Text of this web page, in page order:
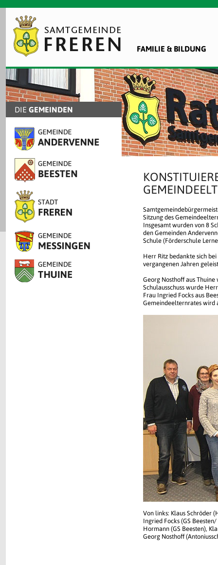
FAMILIE & BILDUNG
DIE GEMEINDEN
Sitzung des
Insgesamt wurden von 8
den Gemeinden
Schule (Förderschule
Herr Ritz bedankte sich
vergangenen Jahren
Georg Nosthoff aus
Schulausschuss wurde
Frau Ingried Focks aus
Gemeindeelternrates wird
Von links: Klaus Schröder
Ingried Focks (GS
Hormann (GS Beesten),
Georg Nosthoff